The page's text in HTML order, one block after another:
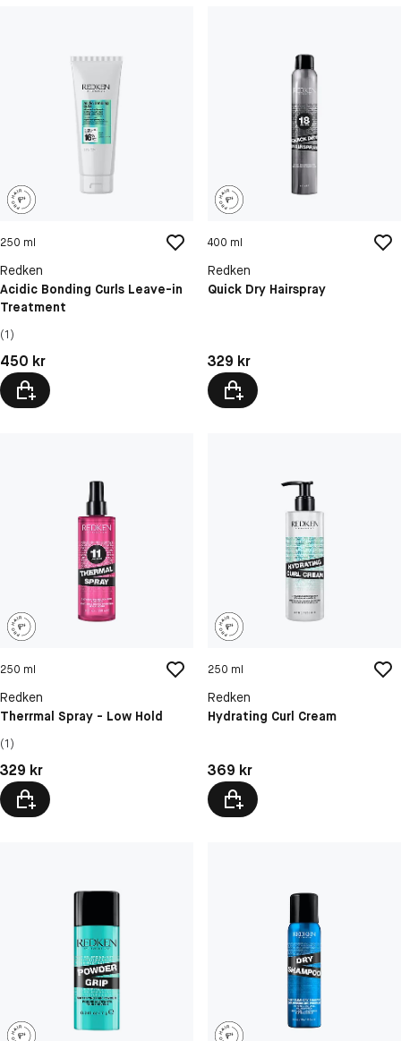
250 ml
Redken
Acidic Bonding Curls Leave-in
Treatment
(1)
Pris: 450 kr
450 kr
400 ml
Redken
Quick Dry Hairspray
Pris: 329 kr
329 kr
250 ml
Redken
Therrmal Spray - Low Hold
(1)
Pris: 329 kr
329 kr
250 ml
Redken
Hydrating Curl Cream
Pris: 369 kr
369 kr